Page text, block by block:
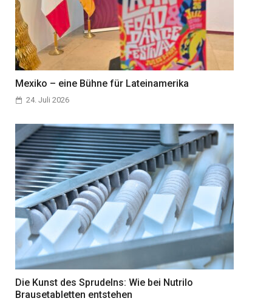
Mexiko – eine Bühne für Lateinamerika
24. Juli 2026
Die Kunst des Sprudelns: Wie bei Nutrilo
Brausetabletten entstehen